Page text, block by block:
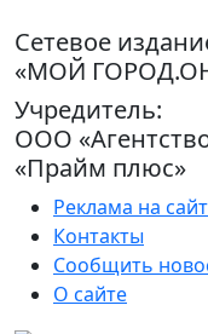
Сетевое
«МОЙ
Учредитель:
ООО
«Прайм плюс»
Реклама на
Контакты
Сообщить
О сайте